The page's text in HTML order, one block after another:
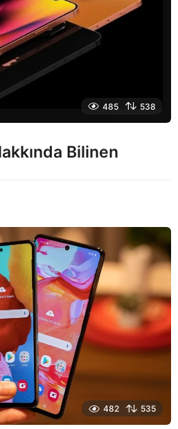
485 538
Bilinen
482 535